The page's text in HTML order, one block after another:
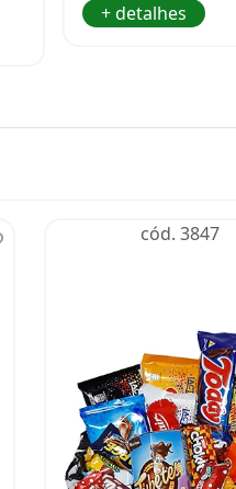
+ detalhes
cód. 3847